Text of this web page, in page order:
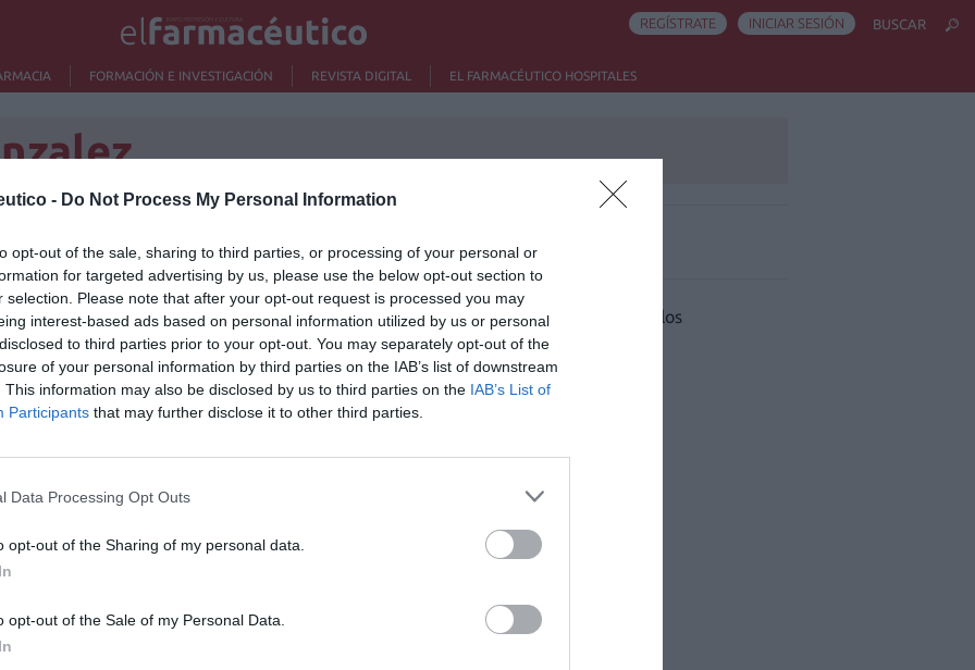
- Do Not Process My Personal Information
opt-out of the sale, sharing to third parties, or processing of your personal or
for targeted advertising by us, please use the below opt-out section to
selection. Please note that after your opt-out request is processed you may
interest-based ads based on personal information utilized by us or personal
to third parties prior to your opt-out. You may separately opt-out of the
of your personal information by third parties on the IAB’s list of downstream
This information may also be disclosed by us to third parties on the IAB’s List of
Participants that may further disclose it to other third parties.
Data Processing Opt Outs
opt-out of the Sharing of my personal data.
opt-out of the Sale of my Personal Data.
FORMACIÓN E INVESTIGACIÓN REVISTA DIGITAL EL FARMACÉUTICO HOSPITALES
REGÍSTRATE INICIAR SESIÓN BUSCAR
se trasladan al Ateneo
2014
ha organizado el próximo 18 de marzo a las 20:30 h.
del Colegio Oficial de Farmacéuticos de
elecciones del Colegio Oficial de
son oficiales
y M.ª Jesús Rodríguez ya son los candidatos oficiales
de Madrid, que se celebrarán el próximo 23
Lo más leído
No se han encontrado artículos